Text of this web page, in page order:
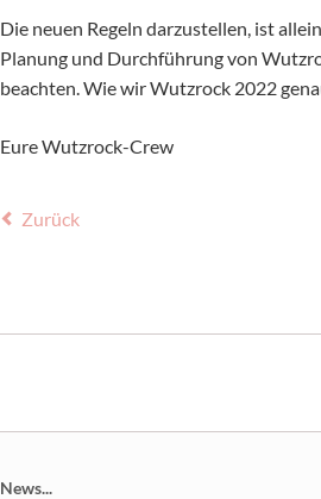
Die neuen Regeln darzustellen, ist
Planung und Durchführung von
beachten. Wie wir Wutzrock 2022
Eure Wutzrock-Crew
Zurück
News...